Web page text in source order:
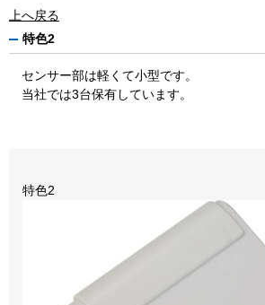
上へ戻る
特色2
センサー部は軽くて小型です。
当社では3台保有しています。
特色2